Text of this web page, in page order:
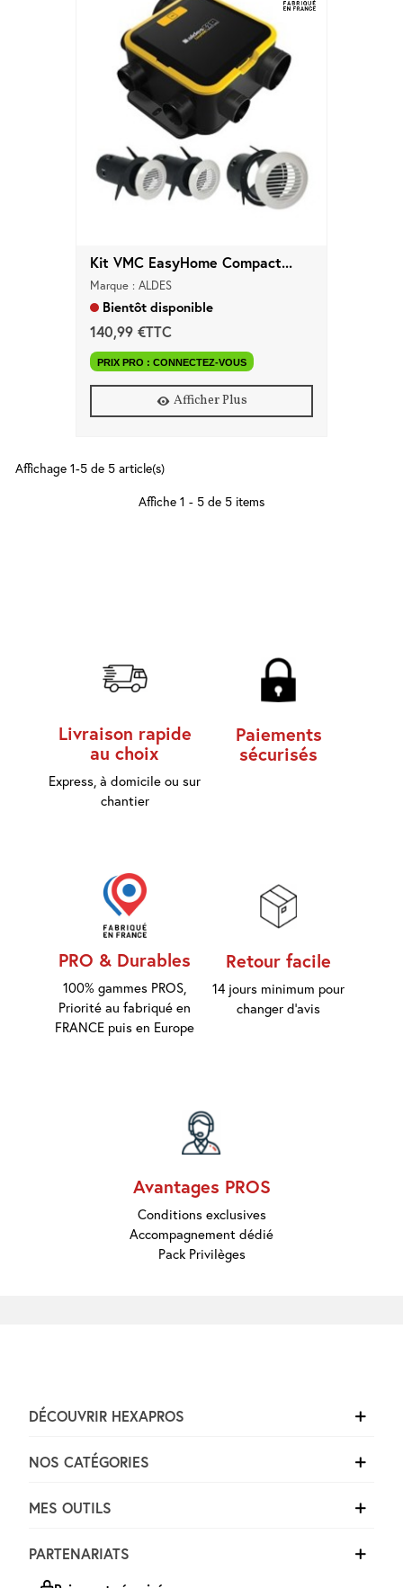
Kit VMC EasyHome Compact...
Marque : ALDES
Bientôt disponible
140,99 €TTC
PRIX PRO : CONNECTEZ-VOUS
Afficher Plus
Affichage 1-5 de 5 article(s)
Affiche 1 - 5 de 5 items
Livraison rapide
au choix
Express, à domicile ou sur
chantier
Paiements
sécurisés
PRO & Durables
100% gammes PROS,
Priorité au fabriqué en
FRANCE puis en Europe
Retour facile
14 jours minimum pour
changer d'avis
Avantages PROS
Conditions exclusives
Accompagnement dédié
Pack Privilèges
DÉCOUVRIR HEXAPROS
NOS CATÉGORIES
MES OUTILS
PARTENARIATS